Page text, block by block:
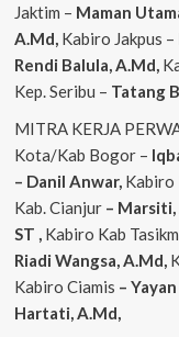
Jaktim – Maman
A.Md, Kabiro Jakpus –
Rendi Balula, A.Md,
Kep. Seribu – Tatang
MITRA KERJA
Kota/Kab Bogor –
– Danil Anwar, Kabiro
Kab. Cianjur– Marsiti,
ST , Kabiro Kab
Riadi Wangsa, A.Md,
Kabiro Ciamis –
Hartati, A.Md,